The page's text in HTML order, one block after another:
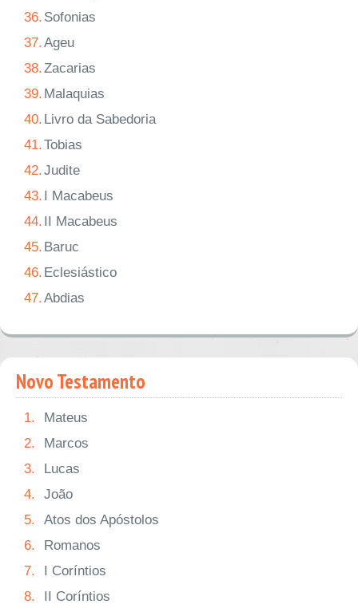
36. Sofonias
37.Ageu
38.Zacarias
39. Malaquias
40. Livro da Sabedoria
41.Tobias
42.Judite
43. I Macabeus
44. II Macabeus
45. Baruc
46. Eclesiástico
47.Abdias
Novo Testamento
1.
Mateus
2.
Marcos
3.
Lucas
4.
João
5.
Atos dos Apóstolos
6.
Romanos
7.
I Coríntios
8.
II Coríntios